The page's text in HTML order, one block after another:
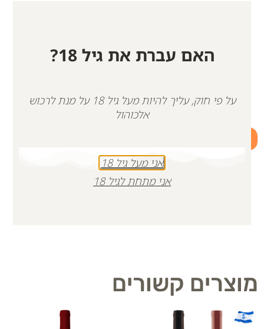
יין בלנד לבן. בציר 2024.
הרכב זנים:
50% גוורצטרמינר,
ויוצאת דופן.
הוספה לסל
מוצרים קשורים
האם עברת את גיל 18?
על פי חוק, עליך להיות מעל גיל 18 על מנת לרכוש
אלכוהול
אני מעל גיל 18
אני מתחת לגיל 18